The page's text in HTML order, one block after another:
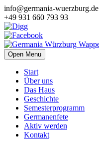
info@germania-wuerzburg.de
+49 931 660 793 93
Open Menu
Start
Über uns
Das Haus
Geschichte
Semesterprogramm
Germanenfete
Aktiv werden
Kontakt